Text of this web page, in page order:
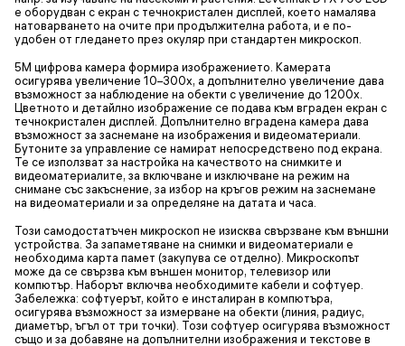
е оборудван с екран с течнокристален дисплей, което намалява
натоварването на очите при продължителна работа, и е по-
удобен от гледането през окуляр при стандартен микроскоп.
5M цифрова камера формира изображението. Камерата
осигурява увеличение 10–300x, а допълнително увеличение дава
възможност за наблюдение на обекти с увеличение до 1200x.
Цветното и детайлно изображение се подава към вграден екран с
течнокристален дисплей. Допълнително вградена камера дава
възможност за заснемане на изображения и видеоматериали.
Бутоните за управление се намират непосредствено под екрана.
Те се използват за настройка на качеството на снимките и
видеоматериалите, за включване и изключване на режим на
снимане със закъснение, за избор на кръгов режим на заснемане
на видеоматериали и за определяне на датата и часа.
Този самодостатъчен микроскоп не изисква свързване към външни
устройства. За запаметяване на снимки и видеоматериали е
необходима карта памет (закупува се отделно). Микроскопът
може да се свързва към външен монитор, телевизор или
компютър. Наборът включва необходимите кабели и софтуер.
Забележка: софтуерът, който е инсталиран в компютъра,
осигурява възможност за измерване на обекти (линия, радиус,
диаметър, ъгъл от три точки). Този софтуер осигурява възможност
също и за добавяне на допълнителни изображения и текстове в